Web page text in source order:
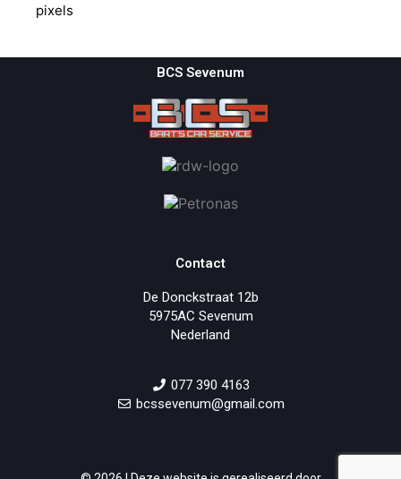
pixels
BCS Sevenum
Contact
De Donckstraat 12b
5975AC Sevenum
Nederland
077 390 4163
bcssevenum@gmail.com